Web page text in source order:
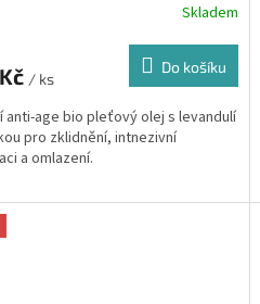
Skladem
/ ks
Do košíku
anti-age bio pleťový olej s levandulí
pro zklidnění, intnezivní
a omlazení.